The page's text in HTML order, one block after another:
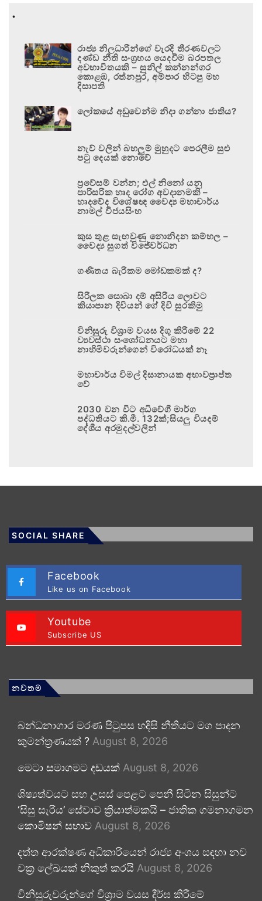
.
රාජ්‍ය නිලධාරීන්ගේ වැරදි තීරණවලට
දණ්ඩ නීති සංග්‍රහය යෙදවීම බරපතල
අවභාවිතයකි – සුනිල් කන්නන්ගර
කොළඹ, රත්නපුර, අම්පාර හිටපු මහ
දිසාපති
ලෝකයේ අඩුවෙන්ම නිදා ගන්නා ජාතිය?
නැව් වලින් බහලුම් මුහුදට පෙරලීම සුළු
පටු දෙයක් නොවේ
ප්‍රවේසම් වන්න; එල් නිනෝ යනු
පාරිසරික හෘද රෝග අවදානමකි –
හෘදවේද විශේෂඥ වෛද්‍ය මහාචාර්ය
නාමල් විජයසිංහ
කුස තුළ සැඟවුණු නොනිදන කම්හල –
වෛද්‍ය සුගත් විජේවර්ධන
ගණිතය බැරිකම මෝඩකමක් ද?
සිරිලක සොබා දම් අසිරිය ලොවට
කියාපාන දිවියන් ගේ දිවි සුරකිමු
විනිසුරු විශ්‍රාම වයස දිගු කිරීමේ 22
ව්‍යවස්ථා සංශෝධනයට මහා
නාහිමිවරුන්ගෙන් විරෝධයක් නෑ
මහාචාර්ය විමල් දිසානායක අභාවප්‍රාප්ත
වේ
2030 වන විට අධිවේගී මාර්ග
පද්ධතියට කි.මී. 132ක්;සියලු වියදම්
දේශීය අරමුදල්වලින්
SOCIAL SHARE
Facebook
Like us on Facebook
Youtube
Subscribe US
නවතම
බන්ධනාගාර මරණ පිටුපස හදිසි නීතියට මග පාදන
කුමන්ත්‍රණයක් ? August 8, 2026
මෙටා සමාගමට දඩයක් August 8, 2026
ශිෂ්‍යත්වයට සහ උසස් පෙළට පෙනී සිටින සිසුන්ට
‘සිසු සැරිය’ සේවාව ක්‍රියාත්මකයි – ජාතික ගමනාගමන
කොමිෂන් සභාව August 8, 2026
දත්ත ආරක්ෂණ අධිකාරියෙන් රාජ්‍ය අංශය සඳහා නව
චක්‍ර ලේඛයක් නිකුත් කරයි August 8, 2026
විනිසුරුවරුන්ගේ විශ්‍රාම වයස දීර්ඝ කිරීමේ